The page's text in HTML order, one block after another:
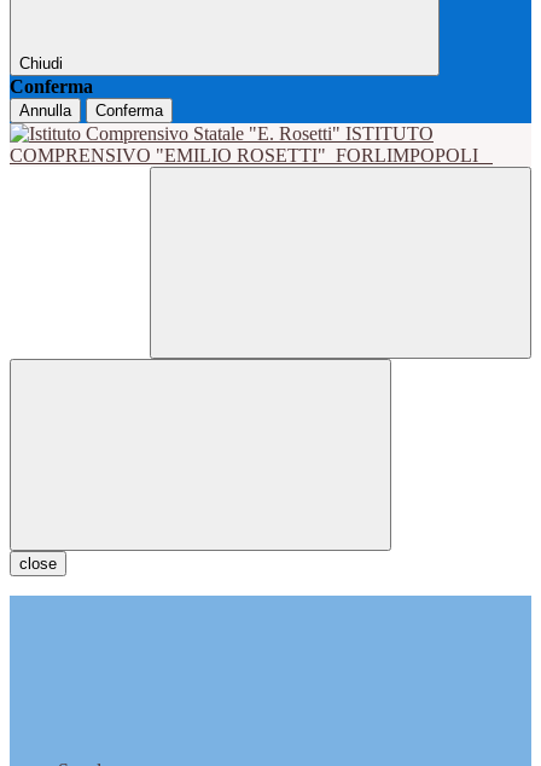
Chiudi
Conferma
Annulla Conferma
ISTITUTO
COMPRENSIVO "EMILIO ROSETTI" FORLIMPOPOLI
close